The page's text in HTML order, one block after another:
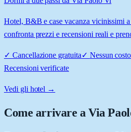
Hotel, B&B e case vacanza vicinissimi
confronta prezzi e recensioni reali e
✓ Cancellazione gratuita✓ Nessun
Recensioni verificate
Vedi gli hotel →
Come arrivare aVia